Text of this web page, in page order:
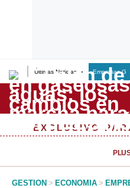
Últimas Noticias Empresas G
Lo último
Peru Quiosco
Management & Empleo
EXCLUSIVO
GESTION > ECONOMIA >